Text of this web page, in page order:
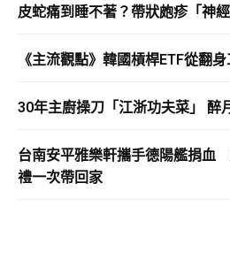
皮蛇痛到睡不著？帶狀皰疹「神
《主流觀點》韓國槓桿ETF從翻
30年主廚操刀「江浙功夫菜」 醉
台南安平雅樂軒攜手德陽艦捐血
禮一次帶回家